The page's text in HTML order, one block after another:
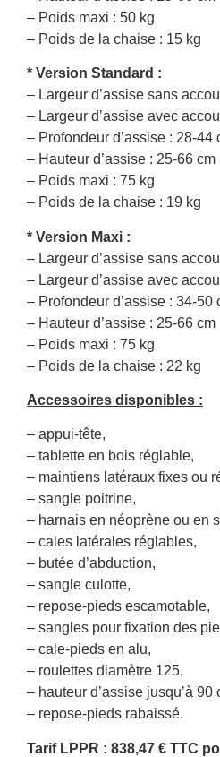
– Poids maxi : 50 kg
– Poids de la chaise : 15 kg
* Version Standard :
– Largeur d’assise sans
– Largeur d’assise avec
– Profondeur d’assise : 28-44
– Hauteur d’assise : 25-66 cm
– Poids maxi : 75 kg
– Poids de la chaise : 19 kg
* Version Maxi :
– Largeur d’assise sans
– Largeur d’assise avec
– Profondeur d’assise : 34-50
– Hauteur d’assise : 25-66 cm
– Poids maxi : 75 kg
– Poids de la chaise : 22 kg
Accessoires disponibles :
– appui-tête,
– tablette en bois réglable,
– maintiens latéraux fixes ou
– sangle poitrine,
– harnais en néoprène ou en
– cales latérales réglables,
– butée d’abduction,
– sangle culotte,
– repose-pieds escamotable,
– sangles pour fixation des
– cale-pieds en alu,
– roulettes diamètre 125,
– hauteur d’assise jusqu’à 90
– repose-pieds rabaissé.
Tarif LPPR : 838,47 € TTC